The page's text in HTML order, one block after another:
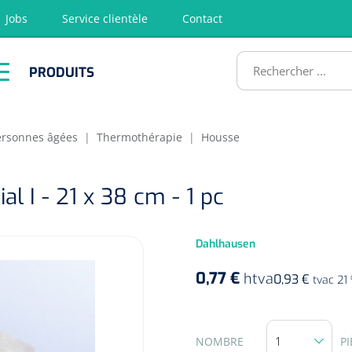
Jobs Service clientèle Contact
PRODUITS
Réanimation
âgées | Thermothérapie | Housse
I - 21 x 38 cm - 1 pc
Dahlhausen
0,77 € htva0,93 € tvac 21
NOMBRE